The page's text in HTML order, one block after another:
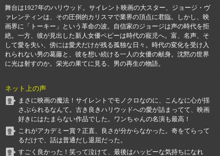
舞台は1927年のハリウッド。サイレント映画の大スター、ジョージ・ヴ
ァレンティンは、その圧倒的カリスマで業界の頂点に君臨。しかし、映
画界に「トーキー」という革命の波。自信家のジョージは声の時代を拒
絶。一方、彼が見出した新人女優ペピーは時代の寵児へ。富、名声、そ
して愛を失い、傍には愛犬だけが残る孤独な日々。時代の変化を受け入
れられない男の葛藤と、彼を想い続ける一人の女優の献身。沈黙の世界
に光は射すのか。栄光の果てに見る、男の再生の物語。
ネット上の声
まさに映画の魔法！サイレントでモノクロなのに、こんなに心が揺
さぶられるなんて。古き良きハリウッドへの愛が詰まってて、映画
好きにはたまらない作品でした。ワンちゃんの名演も最高！
これがアカデミー賞？正直、良さが分からなかった。奇をてらって
るだけで、話は普通だし退屈だった。
すごく良かった！笑って泣けて、最後はハッピーな気持ちになれ